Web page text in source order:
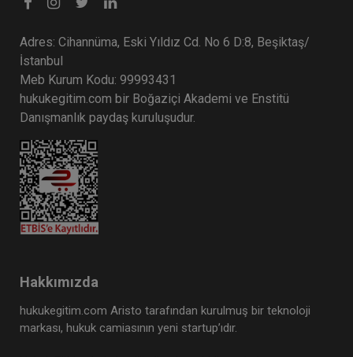
Adres: Cihannüma, Eski Yıldız Cd. No 6 D:8, Beşiktaş/
İstanbul
Meb Kurum Kodu: 99993431
hukukegitim.com bir Boğaziçi Akademi ve Enstitü
Danışmanlık paydaş kuruluşudur.
Hakkımızda
hukukegitim.com Aristo tarafından kurulmuş bir teknoloji
markası, hukuk camiasının yeni startup’ıdır.